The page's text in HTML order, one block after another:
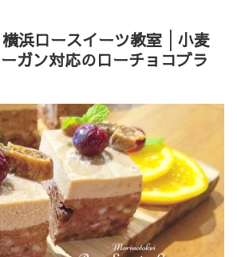
横浜ロースイーツ教室│小麦
ガン対応のローチョコブラ